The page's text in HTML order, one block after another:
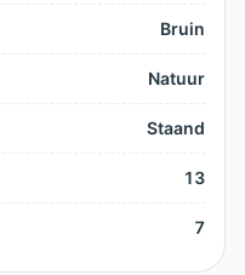
Bruin
Natuur
Staand
13
7